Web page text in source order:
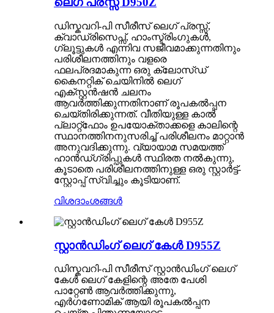
ഡിസ്കവറി-പി സീരീസ് ലെഗ് പ്രസ്സ്,
ക്വാഡ്രിസെപ്സ്, ഹാംസ്ട്രിംഗുകൾ,
ഗ്ലൂട്ടുകൾ എന്നിവ സജീവമാക്കുന്നതിനും
പരിശീലനത്തിനും വളരെ
ഫലപ്രദമാകുന്ന ഒരു ക്ലോസ്ഡ്
കൈനറ്റിക് ചെയിനിൽ ലെഗ്
എക്സ്റ്റൻഷൻ ചലനം
ആവർത്തിക്കുന്നതിനാണ് രൂപകൽപ്പന
ചെയ്തിരിക്കുന്നത്. വീതിയുള്ള കാൽ
പ്ലാറ്റ്‌ഫോം ഉപയോക്താക്കളെ കാലിന്റെ
സ്ഥാനത്തിനനുസരിച്ച് പരിശീലനം മാറ്റാൻ
അനുവദിക്കുന്നു. വ്യായാമ സമയത്ത്
ഹാൻഡ്‌ഗ്രിപ്പുകൾ സ്ഥിരത നൽകുന്നു,
കൂടാതെ പരിശീലനത്തിനുള്ള ഒരു സ്റ്റാർട്ട്-
സ്റ്റോപ്പ് സ്വിച്ചും കൂടിയാണ്.
വിശദാംശങ്ങൾ
സ്റ്റാൻഡിംഗ് ലെഗ് കേൾ D955Z
ഡിസ്കവറി-പി സീരീസ് സ്റ്റാൻഡിംഗ് ലെഗ്
കേൾ ലെഗ് കേളിന്റെ അതേ പേശി
പാറ്റേൺ ആവർത്തിക്കുന്നു,
എർഗണോമിക് ആയി രൂപകൽപ്പന